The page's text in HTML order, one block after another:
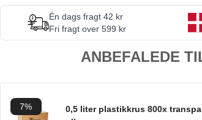
Én dags fragt 42 kr
Fri fragt over 599 kr
ANBEFALEDE
7%
0,5 liter plastikkrus 800x